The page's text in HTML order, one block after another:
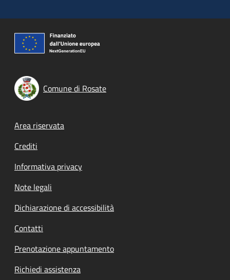
Comune di Rosate
Footer menu
Area riservata
Crediti
Informativa privacy
Note legali
Dichiarazione di accessibilità
Contatti
Prenotazione appuntamento
Richiedi assistenza